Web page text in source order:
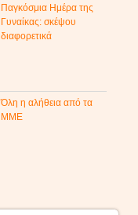
Παγκόσμια Ημέρα της
Γυναίκας: σκέψου
διαφορετικά
Όλη η αλήθεια από τα
ΜΜΕ